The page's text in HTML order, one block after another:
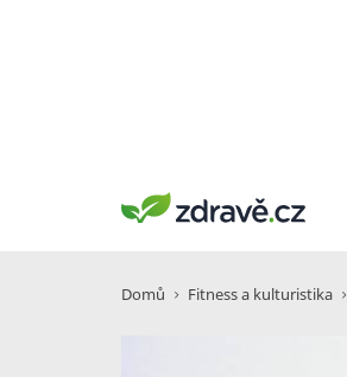
Domů Fitness a kulturistika